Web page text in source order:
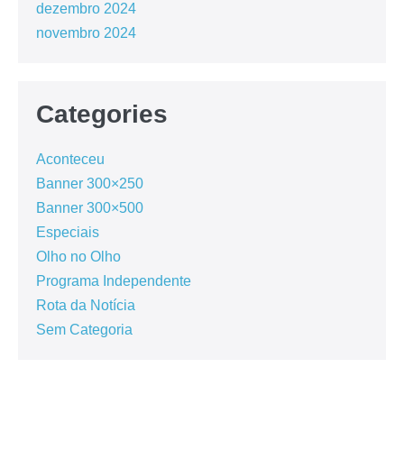
dezembro 2024
novembro 2024
Categories
Aconteceu
Banner 300×250
Banner 300×500
Especiais
Olho no Olho
Programa Independente
Rota da Notícia
Sem Categoria